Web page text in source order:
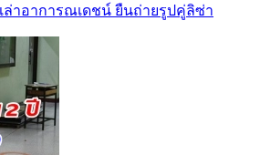
าอาการณเดชน์ ยืนถ่ายรูปคู่ลิซ่า